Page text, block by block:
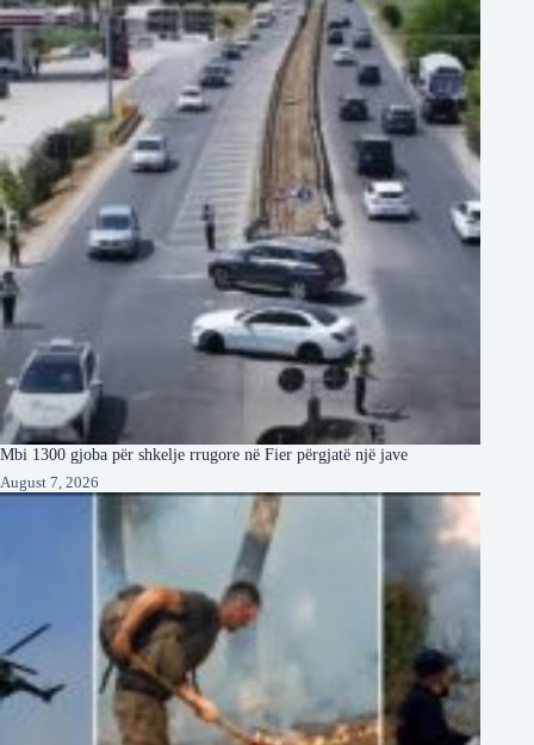
Mbi 1300 gjoba për shkelje rrugore në Fier përgjatë një jave
August 7, 2026